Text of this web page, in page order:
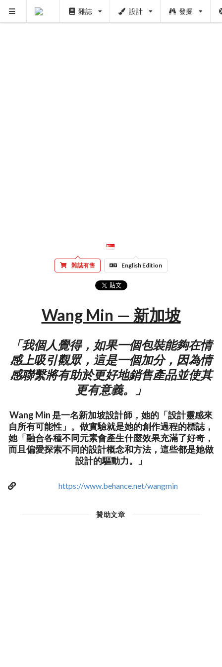
雜誌 設計 發掘
雜誌有售 English Edition
Wang Min — 新加坡
「我個人覺得，如果一個包裝能夠在情
感上吸引觀眾，這是一個加分，因為情
感聯繫將有助於更好地銷售產品並使其
更有意義。」
Wang Min 是一名新加坡設計師，她的「設計靈感來
自所有可能性」。做實驗就是她的創作過程的標誌，
她「融合各種不同元素會產生什麼效果充滿了好奇，
而且偏愛探索不同的設計概念和方法，這些都是她做
設計的驅動力。」
https://www.behance.net/wangmin
贊助文章